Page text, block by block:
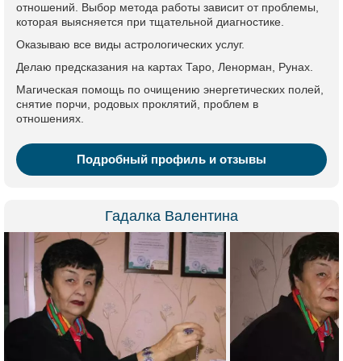
отношений. Выбор метода работы зависит от проблемы,
которая выясняется при тщательной диагностике.
Оказываю все виды астрологических услуг.
Делаю предсказания на картах Таро, Ленорман, Рунах.
Магическая помощь по очищению энергетических полей,
снятие порчи, родовых проклятий, проблем в
отношениях.
Подробный профиль и отзывы
Гадалка Валентина